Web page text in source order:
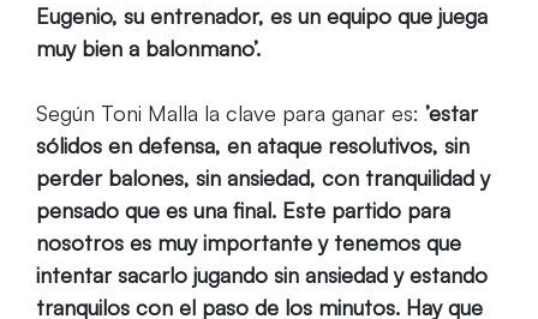
Eugenio, su entrenador, es un equipo que juega
muy bien a balonmano’.
Según Toni Malla la clave para ganar es: ’estar
sólidos en defensa, en ataque resolutivos, sin
perder balones, sin ansiedad, con tranquilidad y
pensado que es una final. Este partido para
nosotros es muy importante y tenemos que
intentar sacarlo jugando sin ansiedad y estando
tranquilos con el paso de los minutos. Hay que